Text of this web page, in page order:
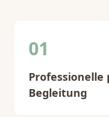
01
Professionelle
Begleitung